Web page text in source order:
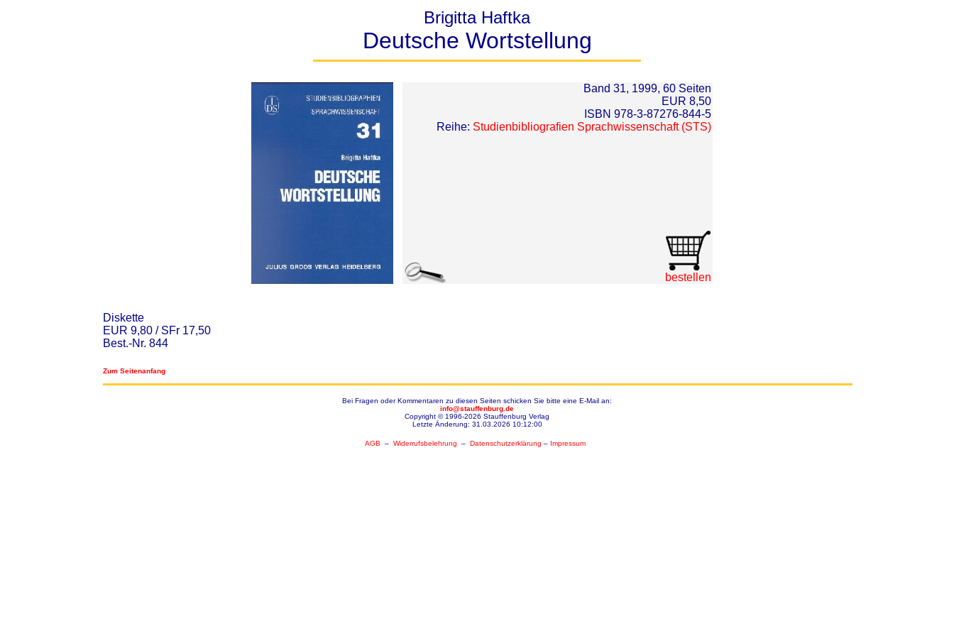
Brigitta Haftka
Deutsche Wortstellung
Band 31, 1999, 60 Seiten
EUR 8,50
ISBN 978-3-87276-844-5
Reihe: Studienbibliografien Sprachwissenschaft (STS)
bestellen
Diskette
EUR 9,80 / SFr 17,50
Best.-Nr. 844
Zum Seitenanfang
Bei Fragen oder Kommentaren zu diesen Seiten schicken Sie bitte eine E-Mail an:
info@stauffenburg.de
Copyright © 1996-2026 Stauffenburg Verlag
Letzte Änderung: 31.03.2026 10:12:00
AGB – Widerrufsbelehrung – Datenschutzerklärung – Impressum